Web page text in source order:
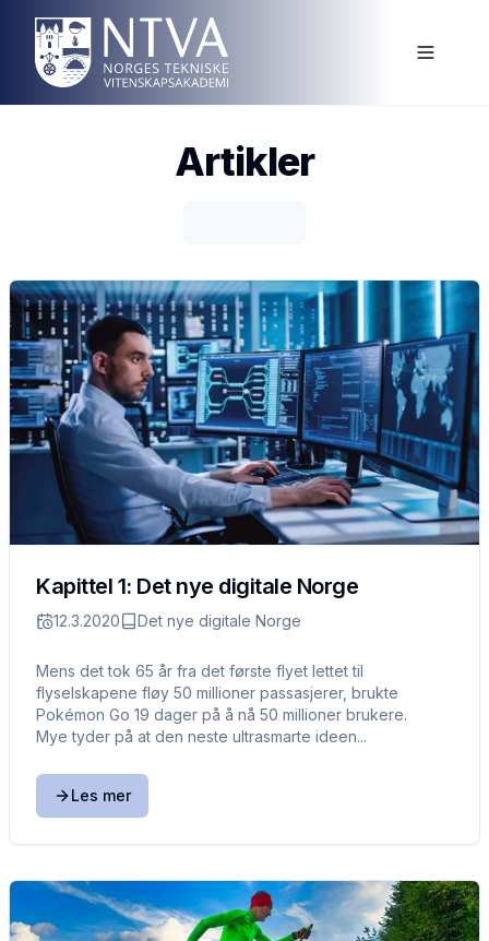
Artikler
Kapittel 1: Det nye digitale Norge
12.3.2020 Det nye digitale Norge
Mens det tok 65 år fra det første flyet lettet til
flyselskapene fløy 50 millioner passasjerer, brukte
Pokémon Go 19 dager på å nå 50 millioner brukere.
Mye tyder på at den neste ultrasmarte ideen...
Les mer